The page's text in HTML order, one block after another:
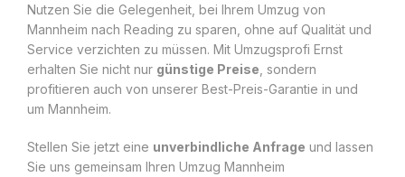
Nutzen Sie die Gelegenheit, bei Ihrem Umzug von
Mannheim nach Reading zu sparen, ohne auf Qualität und
Service verzichten zu müssen. Mit Umzugsprofi Ernst
erhalten Sie nicht nur günstige Preise , sondern
profitieren auch von unserer Best-Preis-Garantie in und
um Mannheim.
Stellen Sie jetzt eine unverbindliche Anfrage und lassen
Sie uns gemeinsam Ihren Umzug Mannheim